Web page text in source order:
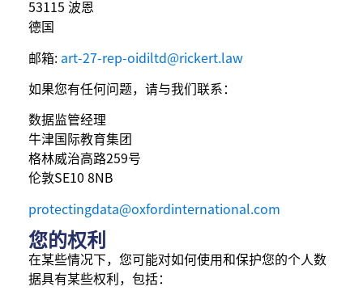
53115 波恩
德国
邮箱: art-27-rep-oidiltd@rickert.law
如果您有任何问题，请与我们联系：
数据监管经理
牛津国际教育集团
格林威治高路259号
伦敦SE10 8NB
protectingdata@oxfordinternational.com
您的权利
在某些情况下，您可能对如何使用和保护您的个人数
据具有某些权利，包括：